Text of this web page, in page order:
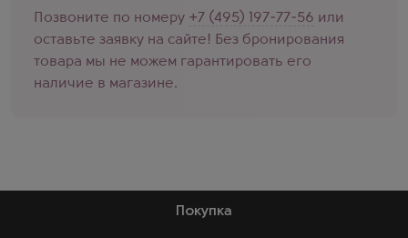
Позвоните по номеру +7 (495) 197-77-56 или
оставьте заявку на сайте! Без бронирования
товара мы не можем гарантировать его
наличие в магазине.
Покупка